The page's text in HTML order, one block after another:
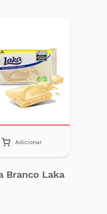
Adicionar
Branco Laka